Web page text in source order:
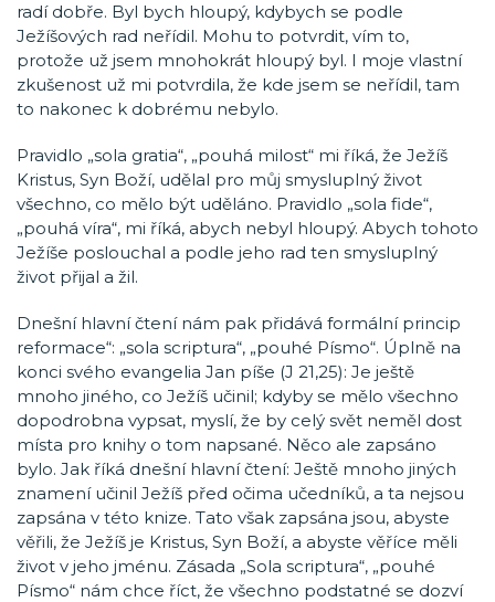
radí dobře. Byl bych hloupý, kdybych se podle
Ježíšových rad neřídil. Mohu to potvrdit, vím to,
protože už jsem mnohokrát hloupý byl. I moje vlastní
zkušenost už mi potvrdila, že kde jsem se neřídil, tam
to nakonec k dobrému nebylo.
Pravidlo „sola gratia“, „pouhá milost“ mi říká, že Ježíš
Kristus, Syn Boží, udělal pro můj smysluplný život
všechno, co mělo být uděláno. Pravidlo „sola fide“,
„pouhá víra“, mi říká, abych nebyl hloupý. Abych tohoto
Ježíše poslouchal a podle jeho rad ten smysluplný
život přijal a žil.
Dnešní hlavní čtení nám pak přidává formální princip
reformace“: „sola scriptura“, „pouhé Písmo“. Úplně na
konci svého evangelia Jan píše (J 21,25): Je ještě
mnoho jiného, co Ježíš učinil; kdyby se mělo všechno
dopodrobna vypsat, myslí, že by celý svět neměl dost
místa pro knihy o tom napsané. Něco ale zapsáno
bylo. Jak říká dnešní hlavní čtení: Ještě mnoho jiných
znamení učinil Ježíš před očima učedníků, a ta nejsou
zapsána v této knize. Tato však zapsána jsou, abyste
věřili, že Ježíš je Kristus, Syn Boží, a abyste věříce měli
život v jeho jménu. Zásada „Sola scriptura“, „pouhé
Písmo“ nám chce říct, že všechno podstatné se dozví